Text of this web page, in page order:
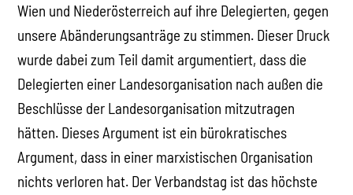
Wien und Niederösterreich auf ihre Delegierten, gegen
unsere Abänderungsanträge zu stimmen. Dieser Druck
wurde dabei zum Teil damit argumentiert, dass die
Delegierten einer Landesorganisation nach außen die
Beschlüsse der Landesorganisation mitzutragen
hätten. Dieses Argument ist ein bürokratisches
Argument, dass in einer marxistischen Organisation
nichts verloren hat. Der Verbandstag ist das höchste